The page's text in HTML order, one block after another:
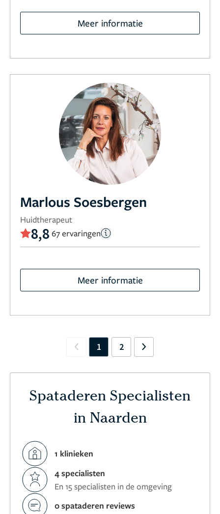
Meer informatie
Marlous Soesbergen
Huidtherapeut
8,8 67 ervaringen
Meer informatie
Previous
1 2 Next
Spataderen Specialisten
in Naarden
1 klinieken
4 specialisten
En 15 specialisten in de omgeving
0 spataderen reviews